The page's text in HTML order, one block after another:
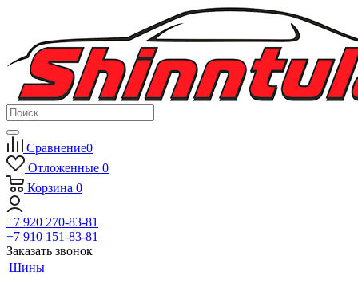
Сравнение0
Отложенные 0
Корзина 0
+7 920 270-83-81
+7 910 151-83-81
Заказать звонок
Шины